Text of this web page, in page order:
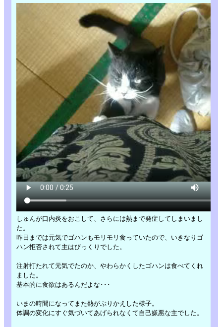
しゅんが口内炎をおこして、さらには熱まで発症してしまいまし
た。
昨日までは元気でゴハンもモリモリ食っていたので、いきなりゴ
ハン拒否されて主はびっくりでした。
注射打たれて元気でたのか、やわらかくしたゴハンは食べてくれ
ました。
基本的に食欲はあるんだよな･･･
いまの時間になってまた熱がぶりかえした様子。
体調の変化にすぐ気づいてあげられなくて自己嫌悪な主でした。